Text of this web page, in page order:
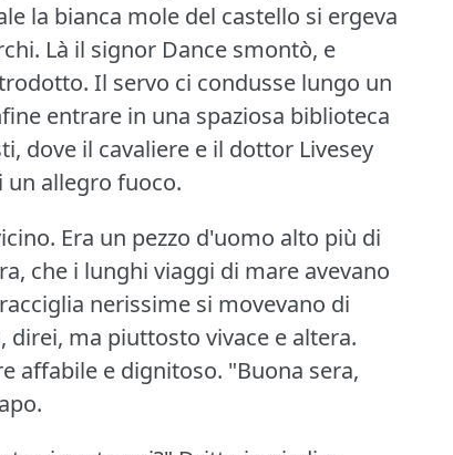
la bianca mole del castello si ergeva
Là il signor Dance smontò, e
Il servo ci condusse lungo un
entrare in una spaziosa biblioteca
dove il cavaliere e il dottor Livesey
un allegro fuoco.
Era un pezzo d'uomo alto più di
che i lunghi viaggi di mare avevano
nerissime si movevano di
ma piuttosto vivace e altera.
affabile e dignitoso. "Buona sera,